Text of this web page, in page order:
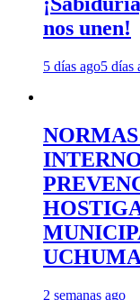
nos unen!
5 días ago5 días
2 semanas ago